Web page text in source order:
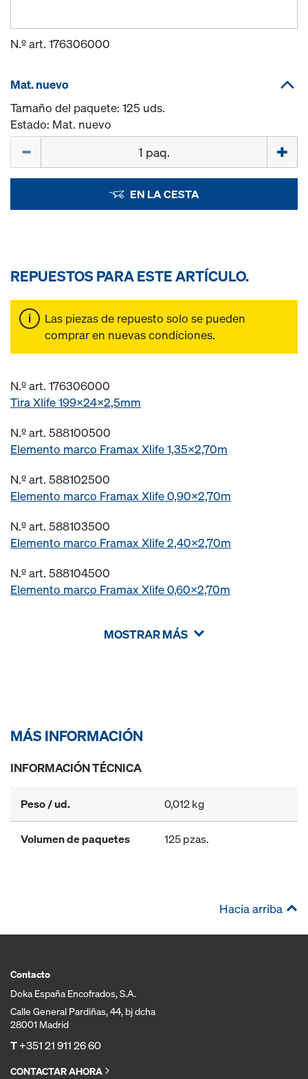
N.º art. 176306000
Mat. nuevo
Tamaño del paquete: 125 uds.
Estado: Mat. nuevo
EN LA CESTA
REPUESTOS PARA ESTE ARTÍCULO.
Las piezas de repuesto solo se pueden
comprar en nuevas condiciones.
N.º art. 176306000
Tira Xlife 199x24x2,5mm
N.º art. 588100500
Elemento marco Framax Xlife 1,35x2,70m
N.º art. 588102500
Elemento marco Framax Xlife 0,90x2,70m
N.º art. 588103500
Elemento marco Framax Xlife 2,40x2,70m
N.º art. 588104500
Elemento marco Framax Xlife 0,60x2,70m
MOSTRAR MÁS
MÁS INFORMACIÓN
INFORMACIÓN TÉCNICA
Peso / ud. 0,012 kg
Volumen de paquetes 125 pzas.
Hacia arriba
Contacto
Doka España Encofrados, S.A.
Calle General Pardiñas, 44, bj dcha
28001 Madrid
T+351 21 911 26 60
CONTACTAR AHORA